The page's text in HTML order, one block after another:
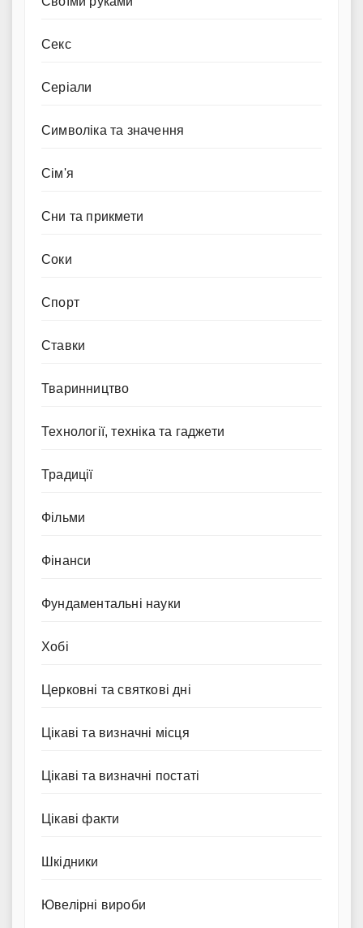
Секс
Серіали
Символіка та значення
Сім'я
Сни та прикмети
Соки
Спорт
Ставки
Тваринництво
Технології, техніка та гаджети
Традиції
Фільми
Фінанси
Фундаментальні науки
Хобі
Церковні та святкові дні
Цікаві та визначні місця
Цікаві та визначні постаті
Цікаві факти
Шкідники
Ювелірні вироби